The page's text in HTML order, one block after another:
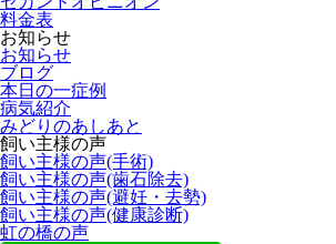
料金表
お知らせ
お知らせ
ブログ
本日の一症例
病気紹介
みどりのあしあと
飼い主様の声
飼い主様の声(手術)
飼い主様の声(歯石除去)
飼い主様の声(避妊・去勢)
飼い主様の声(健康診断)
虹の橋の声